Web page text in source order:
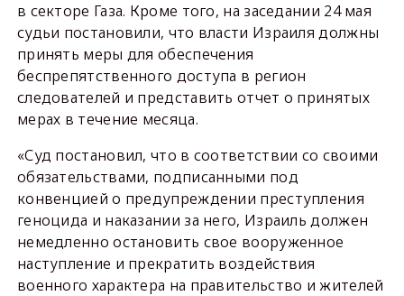
в секторе Газа. Кроме того, на заседании 24 мая
судьи постановили, что власти Израиля должны
принять меры для обеспечения
беспрепятственного доступа в регион
следователей и представить отчет о принятых
мерах в течение месяца.
«Суд постановил, что в соответствии со своими
обязательствами, подписанными под
конвенцией о предупреждении преступления
геноцида и наказании за него, Израиль должен
немедленно остановить свое вооруженное
наступление и прекратить воздействия
военного характера на правительство и жителей